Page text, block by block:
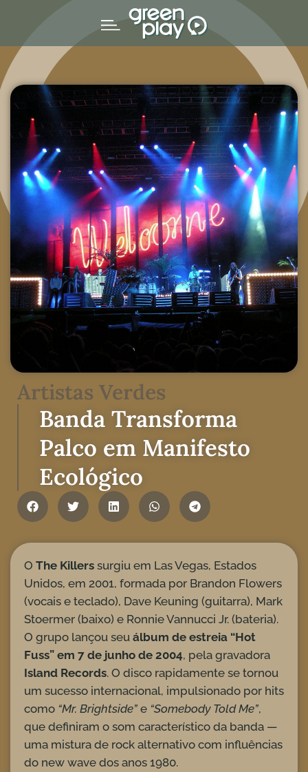
Artistas Verdes
Banda Transforma
Palco em Manifesto
Ecológico
O The Killers surgiu em Las Vegas, Estados
Unidos, em 2001, formada por Brandon Flowers
(vocais e teclado), Dave Keuning (guitarra), Mark
Stoermer (baixo) e Ronnie Vannucci Jr. (bateria).
O grupo lançou seu álbum de estreia “Hot
Fuss” em 7 de junho de 2004, pela gravadora
Island Records. O disco rapidamente se tornou
um sucesso internacional, impulsionado por hits
como “Mr. Brightside” e “Somebody Told Me”,
que definiram o som característico da banda —
uma mistura de rock alternativo com influências
do new wave dos anos 1980.